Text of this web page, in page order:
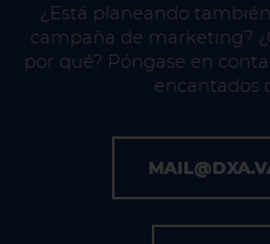
¿Está planeando
campaña de marketing?
por qué? Póngase en
encantados